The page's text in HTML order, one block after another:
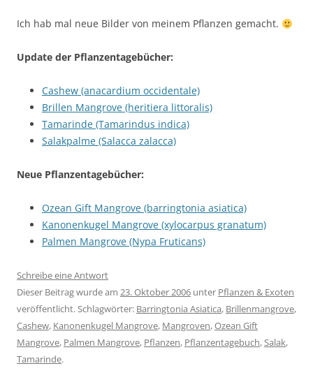
Ich hab mal neue Bilder von meinem Pflanzen gemacht.
Update der Pflanzentagebücher:
Cashew (anacardium occidentale)
Brillen Mangrove (heritiera littoralis)
Tamarinde (Tamarindus indica)
Salakpalme (Salacca zalacca)
Neue Pflanzentagebücher:
Ozean Gift Mangrove (barringtonia asiatica)
Kanonenkugel Mangrove (xylocarpus granatum)
Palmen Mangrove (Nypa Fruticans)
Schreibe eine Antwort
Dieser Beitrag wurde am 23. Oktober 2006 unter Pflanzen & Exoten
veröffentlicht. Schlagwörter: Barringtonia Asiatica, Brillenmangrove,
Cashew, Kanonenkugel Mangrove, Mangroven,Ozean Gift
Mangrove, Palmen Mangrove, Pflanzen, Pflanzentagebuch,Salak,
Tamarinde.